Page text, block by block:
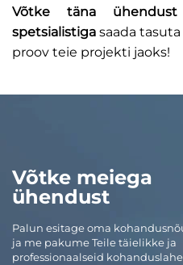
Võtke täna ühendust
spetsialistiga saada
proov teie projekti jaoks!
Võtke meiega
ühendust
Palun esitage oma
ja me pakume Teile täielikke ja
professionaalseid